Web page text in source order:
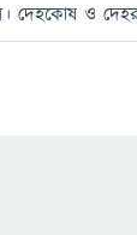
দেহকোষ ও